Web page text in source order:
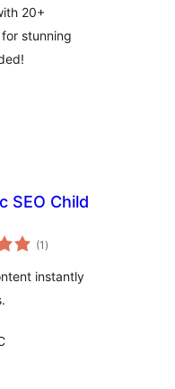
20+
stunning
SEO Child
(1 tổng
đánh
)
instantly